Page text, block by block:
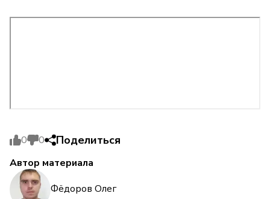
0 0 Поделиться
Автор материала
Фёдоров Олег